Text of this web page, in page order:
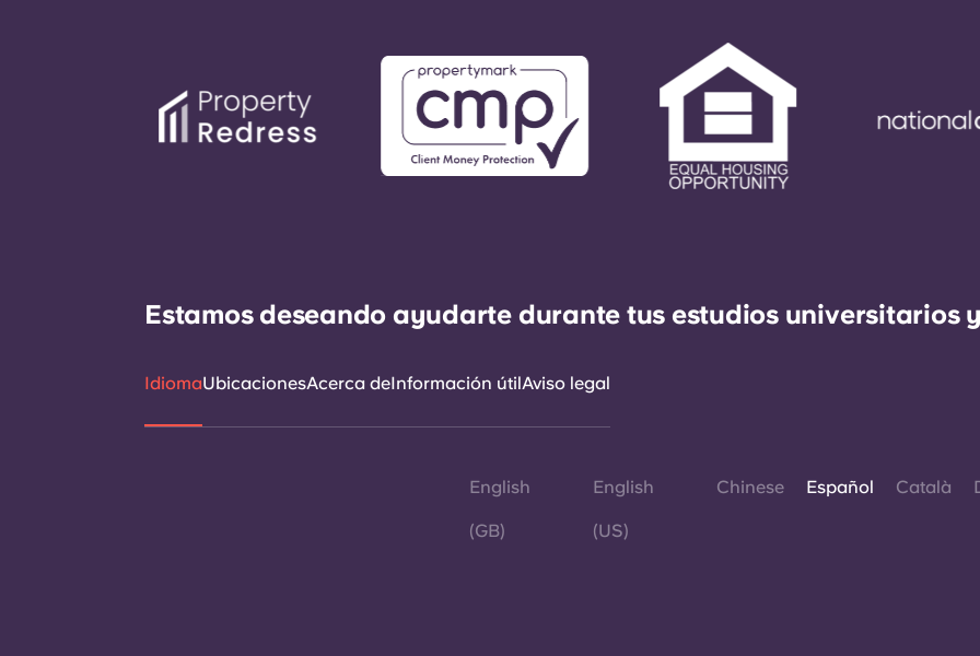
Estamos deseando ayudarte durante tus estudios universitarios
IdiomaUbicacionesAcerca deInformación útilAviso legal
English
(GB)
English
(US)
Chinese Español Català